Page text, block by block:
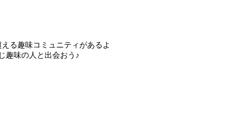
る趣味コミュニティがあるよ
趣味の人と出会おう♪